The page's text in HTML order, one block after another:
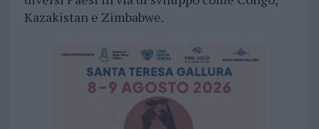
Kazakistan e Zimbabwe.